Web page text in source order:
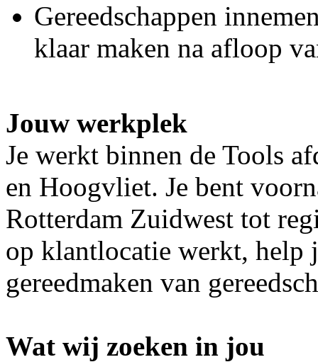
Gereedschappen
klaar maken na afloop
Jouw werkplek
Je werkt binnen de Tools
en Hoogvliet. Je bent
Rotterdam Zuidwest tot
op klantlocatie werkt, help
gereedmaken van
Wat wij zoeken in jou